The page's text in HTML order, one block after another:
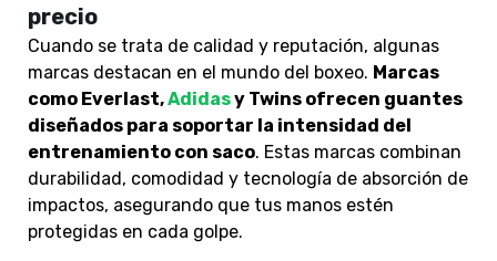
precio
Cuando se trata de calidad y reputación, algunas
marcas destacan en el mundo del boxeo. Marcas
como Everlast,Adidasy Twins ofrecen guantes
diseñados para soportar la intensidad del
entrenamiento con saco. Estas marcas combinan
durabilidad, comodidad y tecnología de absorción de
impactos, asegurando que tus manos estén
protegidas en cada golpe.